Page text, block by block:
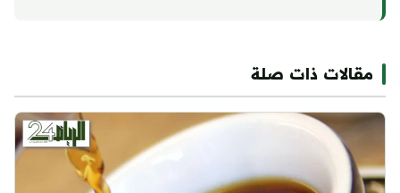
مقالات ذات صلة